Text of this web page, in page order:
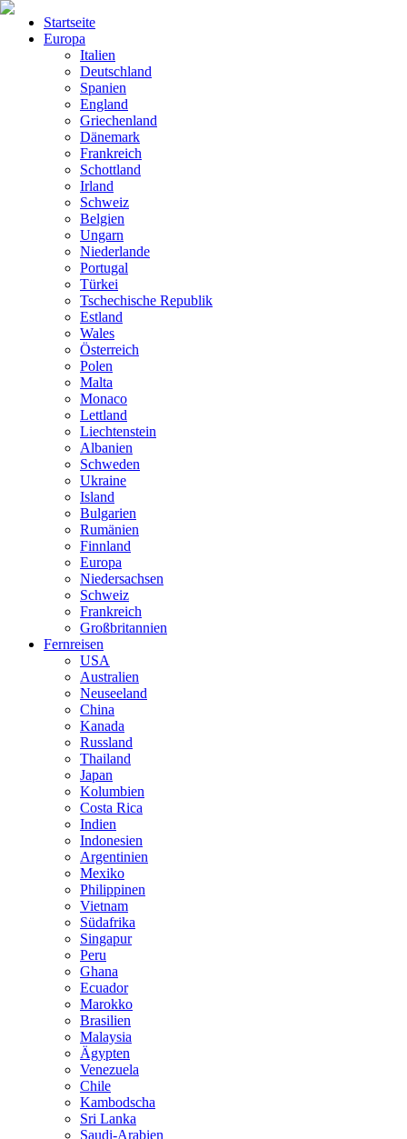
Startseite
Europa
Italien
Deutschland
Spanien
England
Griechenland
Dänemark
Frankreich
Schottland
Irland
Schweiz
Belgien
Ungarn
Niederlande
Portugal
Türkei
Tschechische Republik
Estland
Wales
Österreich
Polen
Malta
Monaco
Lettland
Liechtenstein
Albanien
Schweden
Ukraine
Island
Bulgarien
Rumänien
Finnland
Europa
Niedersachsen
Schweiz
Frankreich
Großbritannien
Fernreisen
USA
Australien
Neuseeland
China
Kanada
Russland
Thailand
Japan
Kolumbien
Costa Rica
Indien
Indonesien
Argentinien
Mexiko
Philippinen
Vietnam
Südafrika
Singapur
Peru
Ghana
Ecuador
Marokko
Brasilien
Malaysia
Ägypten
Venezuela
Chile
Kambodscha
Sri Lanka
Saudi-Arabien